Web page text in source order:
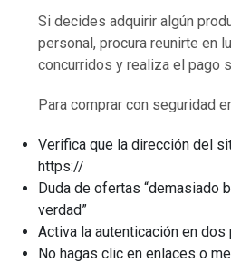
Si decides adquirir algún
personal, procura reunirte en
concurridos y realiza el pago
Para comprar con seguridad
Verifica que la dirección del
https://
Duda de ofertas “demasiado
verdad”
Activa la autenticación en dos
No hagas clic en enlaces o